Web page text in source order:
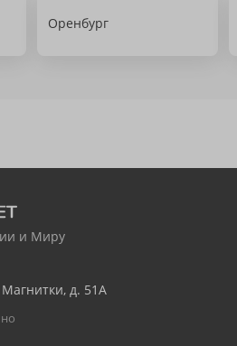
Оренбург
и Миру
Магнитки, д. 51А